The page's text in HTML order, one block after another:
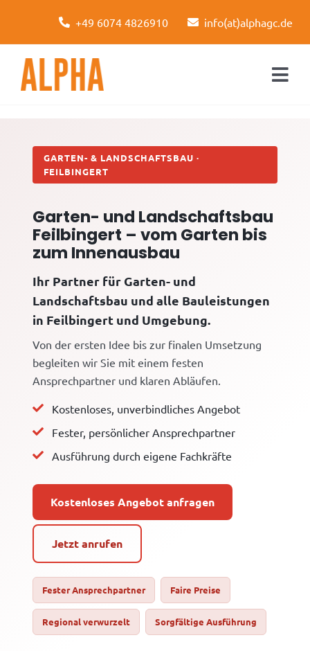
content
+49 6074 4826910 info(at)alphagc.de
Leistungen
Über uns
Kontakt
GARTEN- & LANDSCHAFTSBAU ·
FEILBINGERT
Garten- und Landschaftsbau
Feilbingert – vom Garten bis
zum Innenausbau
Ihr Partner für Garten- und
Landschaftsbau und alle Bauleistungen
in Feilbingert und Umgebung.
Von der ersten Idee bis zur finalen Umsetzung
begleiten wir Sie mit einem festen
Ansprechpartner und klaren Abläufen.
Kostenloses, unverbindliches Angebot
Fester, persönlicher Ansprechpartner
Ausführung durch eigene Fachkräfte
Kostenloses Angebot anfragen
Jetzt anrufen
Fester Ansprechpartner Faire Preise
Regional verwurzelt Sorgfältige Ausführung